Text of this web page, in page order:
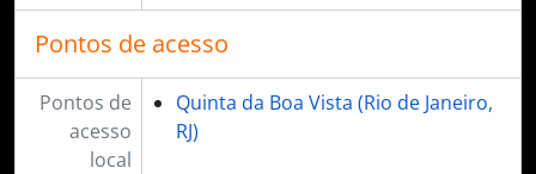
Pontos de acesso
Pontos de
acesso
local
Quinta da Boa Vista (Rio de Janeiro,
RJ)